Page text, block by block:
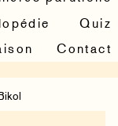
Quiz
Contact